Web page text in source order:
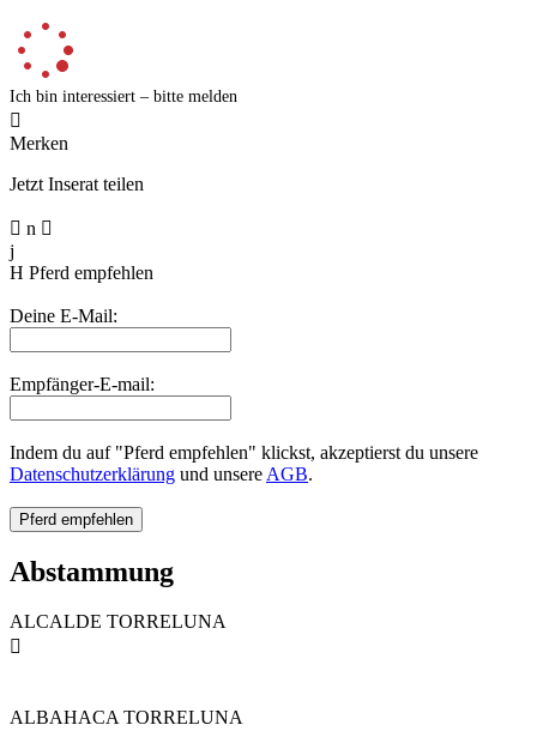
Ich bin interessiert – bitte melden

Merken
Jetzt Inserat teilen
 n 
j
H Pferd empfehlen
Deine E-Mail:
Empfänger-E-mail:
Indem du auf "Pferd empfehlen" klickst, akzeptierst du unsere
Datenschutzerklärung und unsere AGB.
Abstammung
ALCALDE TORRELUNA

ALBAHACA TORRELUNA